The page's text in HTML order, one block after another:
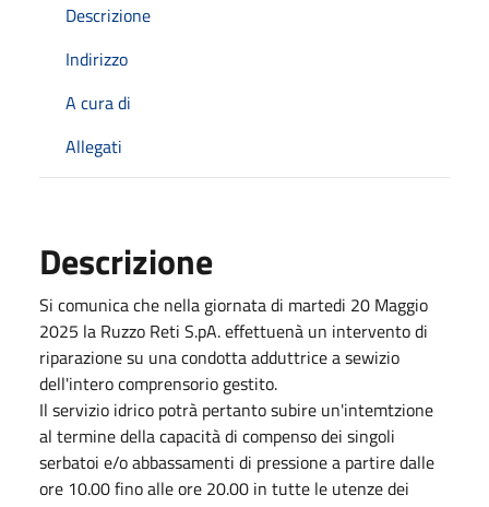
Descrizione
Indirizzo
A cura di
Allegati
Descrizione
Si comunica che nella giornata di martedi 20 Maggio
2025 la Ruzzo Reti S.pA. effettuenà un intervento di
riparazione su una condotta adduttrice a sewizio
dell'intero comprensorio gestito.
Il servizio idrico potrà pertanto subire un'intemtzione
al termine della capacità di compenso dei singoli
serbatoi e/o abbassamenti di pressione a partire dalle
ore 10.00 fino alle ore 20.00 in tutte le utenze dei